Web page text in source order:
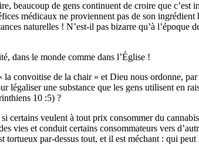
beaucoup de gens continuent de croire que
médicaux ne proviennent pas de son
naturelles ! N’est-il pas bizarre qu’à
dans le monde comme dans l’Église !
convoitise de la chair » et Dieu nous ordonne,
une substance que les gens utilisent en
10 :5) ?
certains veulent à tout prix consommer du
vies et conduit certains consommateurs vers
par-dessus tout, et il est méchant : qui